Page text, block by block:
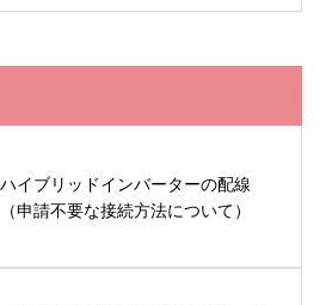
ハイブリッドインバーターの配線
（申請不要な接続方法について）